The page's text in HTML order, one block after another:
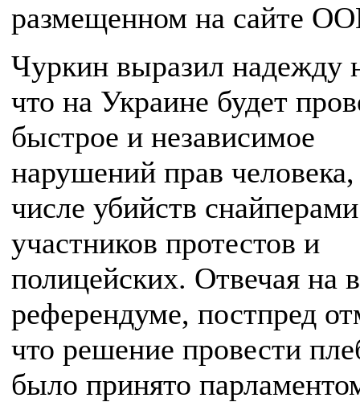
размещенном на сайте
Чуркин выразил надежду
что на Украине будет
быстрое и независимое
нарушений прав
числе убийств снайперами
участников протестов и
полицейских. Отвечая на
референдуме, постпред
что решение провести
было принято